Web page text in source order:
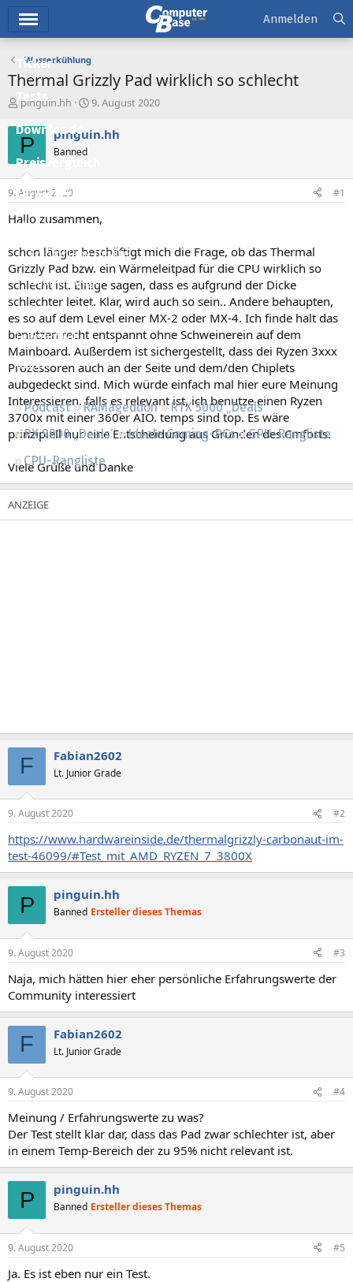
Ticker
Tests
Downloads
Preisvergleich
Forum
Aktuelles
Empfohlene Inhalte
Neue Beiträge
Neueste Aktivitäten
Leserartikel
Regeln
Podcast RAMageddon
RTX 5000 „Deals“
RX 9000 „Deals“
Ideale Gaming-PCs
GPU-Rangliste
CPU-Rangliste
Anmelden
Wasserkühlung
Thermal Grizzly Pad wirklich so schlecht
E
s
e
l
e
r
pinguin.hh
E
s
t
a
m
9. August 2020
P pinguin.hh
Banned
9. August 2020 #1
Hallo zusammen,
schon länger beschäftigt mich die Frage, ob das Thermal
Grizzly Pad bzw. ein Wärmeleitpad für die CPU wirklich so
schlecht ist. Einige sagen, dass es aufgrund der Dicke
schlechter leitet. Klar, wird auch so sein.. Andere behaupten,
es so auf dem Level einer MX-2 oder MX-4. Ich finde halt das
benutzen recht entspannt ohne Schweinerein auf dem
Mainboard. Außerdem ist sichergestellt, dass dei Ryzen 3xxx
Prozessoren auch an der Seite und dem/den Chiplets
aubgedeckt sind. Mich würde einfach mal hier eure Meinung
Interessieren. falls es relevant ist, ich benutze einen Ryzen
3700x mit einer 360er AIO. temps sind top. Es wäre
prinzipiell nur eine Entscheidung aus Gründen des Cmforts.
Viele Grüße und Danke
F Fabian2602
Lt. Junior Grade
9. August 2020 #2
https://www.hardwareinside.de/thermalgrizzly-carbonaut-im-
test-46099/#Test_mit_AMD_RYZEN_7_3800X
P pinguin.hh
Banned Ersteller dieses Themas
9. August 2020 #3
Naja, mich hätten hier eher persönliche Erfahrungswerte der
Community interessiert
F Fabian2602
Lt. Junior Grade
9. August 2020 #4
Meinung / Erfahrungswerte zu was?
Der Test stellt klar dar, dass das Pad zwar schlechter ist, aber
in einem Temp-Bereich der zu 95% nicht relevant ist.
P pinguin.hh
Banned Ersteller dieses Themas
9. August 2020 #5
Ja. Es ist eben nur ein Test.